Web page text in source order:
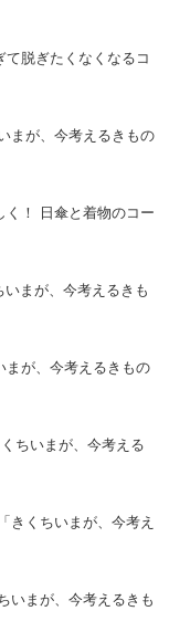
脱ぎたくなくなるコ
まが、今考えるきもの
く！ 日傘と着物のコー
いまが、今考えるきも
まが、今考えるきもの
ちいまが、今考える
きくちいまが、今考え
いまが、今考えるきも